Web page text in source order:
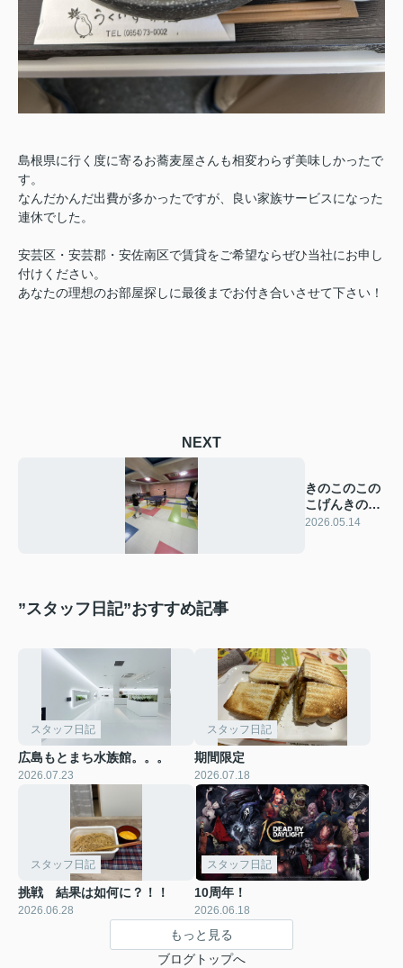
島根県に行く度に寄るお蕎麦屋さんも相変わらず美味しかったで
す。
なんだかんだ出費が多かったですが、良い家族サービスになった
連休でした。
安芸区・安芸郡・安佐南区で賃貸をご希望ならぜひ当社にお申し
付けください。
あなたの理想のお部屋探しに最後までお付き合いさせて下さい！
NEXT
きのこのこの
こげんきの
こ。。。
2026.05.14
”スタッフ日記”おすすめ記事
スタッフ日記
広島もとまち水族館。。。
2026.07.23
スタッフ日記
期間限定
2026.07.18
スタッフ日記
挑戦 結果は如何に？！！
2026.06.28
スタッフ日記
10周年！
2026.06.18
もっと見る
ブログトップへ